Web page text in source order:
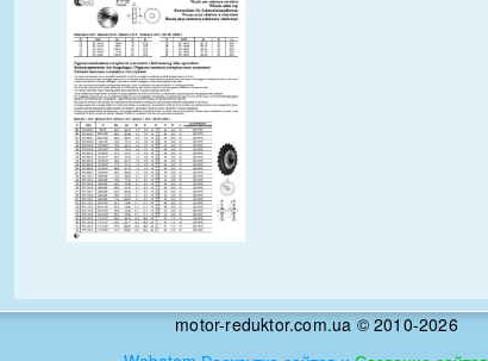
motor-reduktor.com.ua © 2010-2026